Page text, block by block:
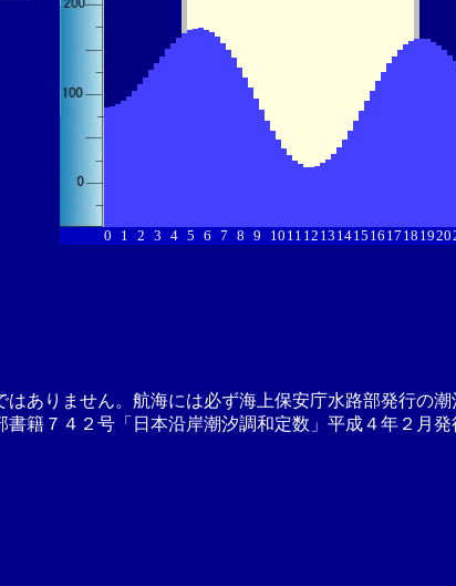
0 1 2 3 4 5 6 7 8 9 10 11 12 13 1415 16 17 18 1920
ありません。航海には必ず海上保安庁水路部発行の潮
籍７４２号「日本沿岸潮汐調和定数」平成４年２月発